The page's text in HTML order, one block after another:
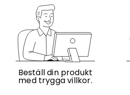
Beställ din produkt
med trygga villkor.